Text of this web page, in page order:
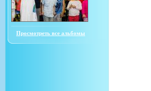
Просмотреть все альбомы